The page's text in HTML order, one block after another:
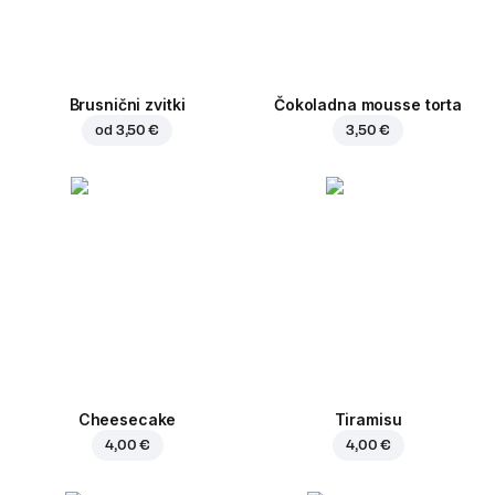
Brusnični zvitki
od 3,50 €
Čokoladna mousse torta
3,50 €
Cheesecake
4,00 €
Tiramisu
4,00 €